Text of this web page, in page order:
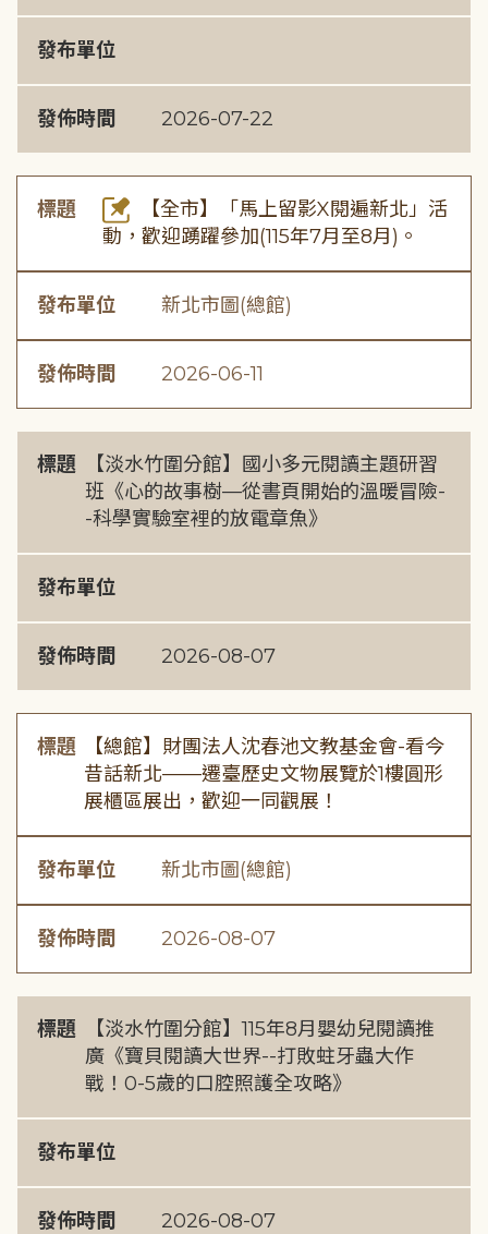
發布單位
發佈時間 2026-07-22
標題
【全市】「馬上留影X閱遍新北」活
動，歡迎踴躍參加(115年7月至8月)。
發布單位 新北市圖(總館)
發佈時間 2026-06-11
標題
【淡水竹圍分館】國小多元閱讀主題研習
班《心的故事樹—從書頁開始的溫暖冒險-
-科學實驗室裡的放電章魚》
發布單位
發佈時間 2026-08-07
標題
【總館】財團法人沈春池文教基金會-看今
昔話新北——遷臺歷史文物展覽於1樓圓形
展櫃區展出，歡迎一同觀展！
發布單位 新北市圖(總館)
發佈時間 2026-08-07
標題
【淡水竹圍分館】115年8月嬰幼兒閱讀推
廣《寶貝閱讀大世界--打敗蛀牙蟲大作
戰！0-5歲的口腔照護全攻略》
發布單位
發佈時間 2026-08-07